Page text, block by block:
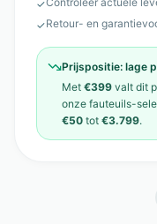
✓
✓Retour- en
Prijspositie: lage
Met €399 valt dit
onze fauteuils-
€50 tot €3.799.